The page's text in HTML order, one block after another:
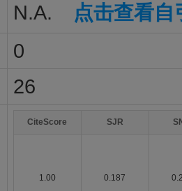
N.A. 点击查看
0
26
CiteScore SJR
1.00 0.187